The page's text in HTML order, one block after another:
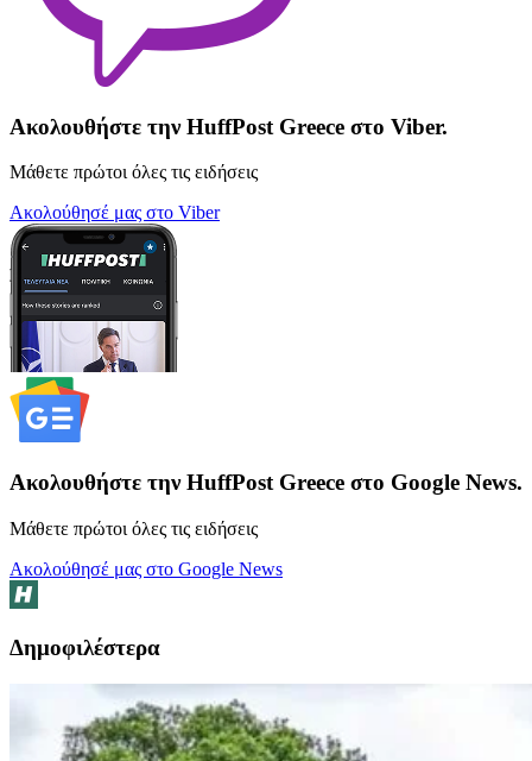
Ακολουθήστε την HuffPost Greece στο Viber.
Μάθετε πρώτοι όλες τις ειδήσεις
Ακολούθησέ μας στο Viber
Ακολουθήστε την HuffPost Greece στο Google News.
Μάθετε πρώτοι όλες τις ειδήσεις
Ακολούθησέ μας στο Google News
Δημοφιλέστερα